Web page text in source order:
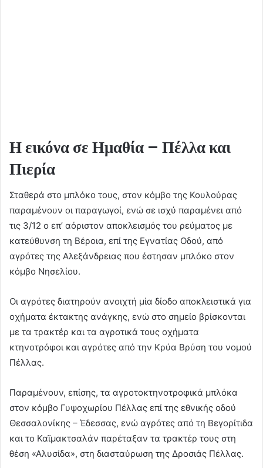
Η εικόνα σε Ημαθία – Πέλλα και
Πιερία
Σταθερά στο μπλόκο τους, στον κόμβο της Κουλούρας
παραμένουν οι παραγωγοί, ενώ σε ισχύ παραμένει από
τις 3/12 ο επ’ αόριστον αποκλεισμός του ρεύματος με
κατεύθυνση τη Βέροια, επί της Εγνατίας Οδού, από
αγρότες της Αλεξάνδρειας που έστησαν μπλόκο στον
κόμβο Νησελίου.
Οι αγρότες διατηρούν ανοιχτή μία δίοδο αποκλειστικά για
οχήματα έκτακτης ανάγκης, ενώ στο σημείο βρίσκονται
με τα τρακτέρ και τα αγροτικά τους οχήματα
κτηνοτρόφοι και αγρότες από την Κρύα Βρύση του νομού
Πέλλας.
Παραμένουν, επίσης, τα αγροτοκτηνοτροφικά μπλόκα
στον κόμβο Γυψοχωρίου Πέλλας επί της εθνικής οδού
Θεσσαλονίκης – Έδεσσας, ενώ αγρότες από τη Βεγορίτιδα
και το Καϊμακτσαλάν παρέταξαν τα τρακτέρ τους στη
θέση «Αλυσίδα», στη διασταύρωση της Δροσιάς Πέλλας.